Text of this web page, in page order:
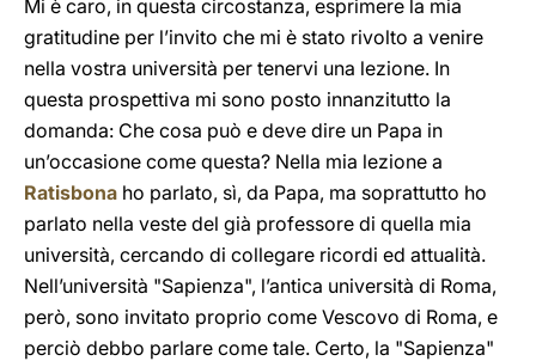
Mi è caro, in questa circostanza, esprimere la mia
gratitudine per l’invito che mi è stato rivolto a venire
nella vostra università per tenervi una lezione. In
questa prospettiva mi sono posto innanzitutto la
domanda: Che cosa può e deve dire un Papa in
un’occasione come questa? Nella mia lezione a
Ratisbona ho parlato, sì, da Papa, ma soprattutto ho
parlato nella veste del già professore di quella mia
università, cercando di collegare ricordi ed attualità.
Nell’università "Sapienza", l’antica università di Roma,
però, sono invitato proprio come Vescovo di Roma, e
perciò debbo parlare come tale. Certo, la "Sapienza"